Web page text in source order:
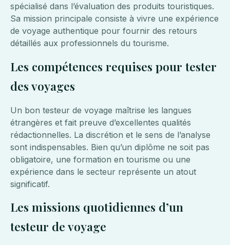
spécialisé dans l’évaluation des produits touristiques.
Sa mission principale consiste à vivre une expérience
de voyage authentique pour fournir des retours
détaillés aux professionnels du tourisme.
Les compétences requises pour tester
des voyages
Un bon testeur de voyage maîtrise les langues
étrangères et fait preuve d’excellentes qualités
rédactionnelles. La discrétion et le sens de l’analyse
sont indispensables. Bien qu’un diplôme ne soit pas
obligatoire, une formation en tourisme ou une
expérience dans le secteur représente un atout
significatif.
Les missions quotidiennes d’un
testeur de voyage